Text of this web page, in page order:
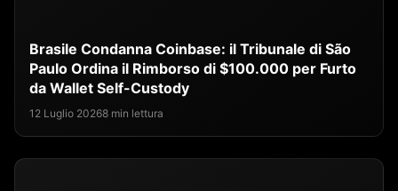
Brasile Condanna Coinbase: il Tribunale di São
Paulo Ordina il Rimborso di $100.000 per Furto
da Wallet Self-Custody
12 Luglio 20268 min lettura